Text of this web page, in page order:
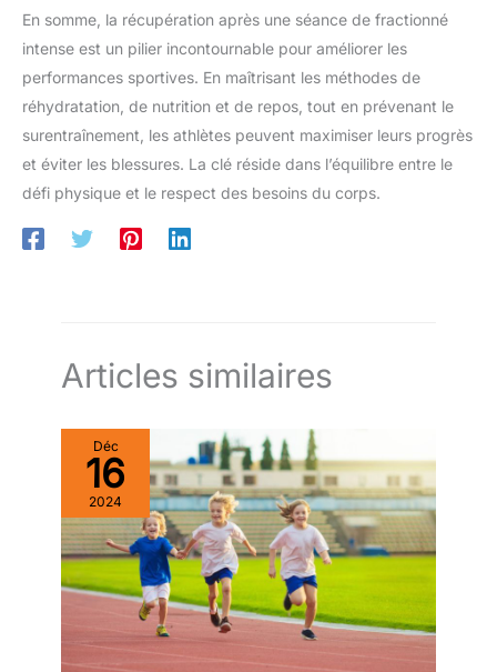
En somme, la récupération après une séance de fractionné
intense est un pilier incontournable pour améliorer les
performances sportives. En maîtrisant les méthodes de
réhydratation, de nutrition et de repos, tout en prévenant le
surentraînement, les athlètes peuvent maximiser leurs progrès
et éviter les blessures. La clé réside dans l’équilibre entre le
défi physique et le respect des besoins du corps.
Articles similaires
Déc
16
2024